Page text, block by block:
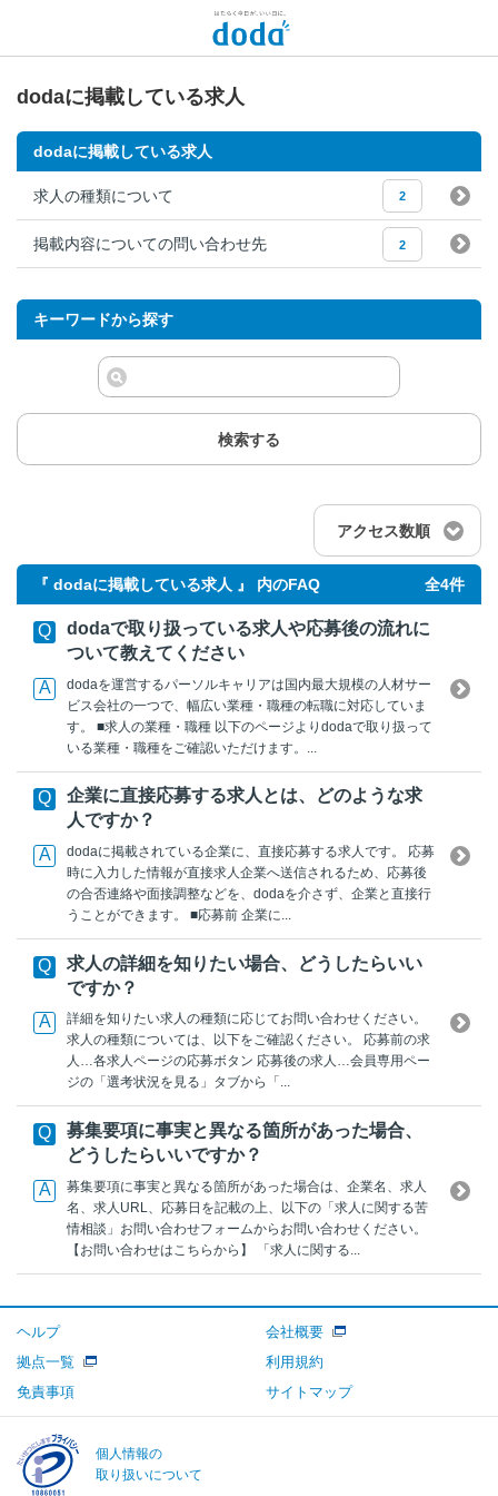
dodaに掲載している求人
dodaに掲載している求人
求人の種類について 2
掲載内容についての問い合わせ先 2
キーワードから探す
検索する
アクセス数順
『 dodaに掲載している求人 』 内のFAQ 全4件
dodaで取り扱っている求人や応募後の流れに
ついて教えてください
dodaを運営するパーソルキャリアは国内最大規模の人材サー
ビス会社の一つで、幅広い業種・職種の転職に対応していま
す。 ■求人の業種・職種 以下のページよりdodaで取り扱って
いる業種・職種をご確認いただけます。...
企業に直接応募する求人とは、どのような求
人ですか？
dodaに掲載されている企業に、直接応募する求人です。 応募
時に入力した情報が直接求人企業へ送信されるため、応募後
の合否連絡や面接調整などを、dodaを介さず、企業と直接行
うことができます。 ■応募前 企業に...
求人の詳細を知りたい場合、どうしたらいい
ですか？
詳細を知りたい求人の種類に応じてお問い合わせください。
求人の種類については、以下をご確認ください。 応募前の求
人…各求人ページの応募ボタン 応募後の求人…会員専用ペー
ジの「選考状況を見る」タブから「...
募集要項に事実と異なる箇所があった場合、
どうしたらいいですか？
募集要項に事実と異なる箇所があった場合は、企業名、求人
名、求人URL、応募日を記載の上、以下の「求人に関する苦
情相談」お問い合わせフォームからお問い合わせください。
【お問い合わせはこちらから】 「求人に関する...
ヘルプ
会社概要
拠点一覧
利用規約
免責事項
サイトマップ
個人情報の
取り扱いについて